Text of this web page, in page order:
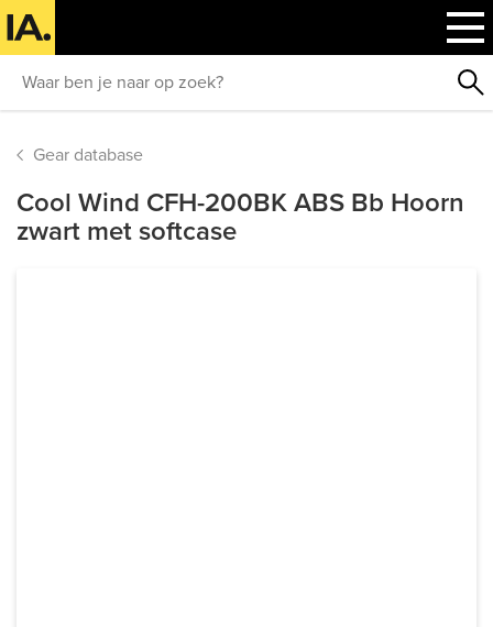
Gear database
Cool Wind CFH-200BK ABS Bb Hoorn
zwart met softcase